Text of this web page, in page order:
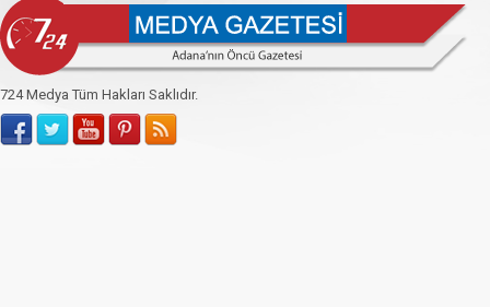
724 Medya Tüm Hakları Saklıdır.